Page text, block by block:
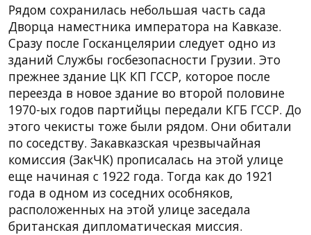
Рядом сохранилась небольшая часть сада
Дворца наместника императора на Кавказе.
Сразу после Госканцелярии следует одно из
зданий Службы госбезопасности Грузии. Это
прежнее здание ЦК КП ГССР, которое после
переезда в новое здание во второй половине
1970-ых годов партийцы передали КГБ ГССР. До
этого чекисты тоже были рядом. Они обитали
по соседству. Закавказская чрезвычайная
комиссия (ЗакЧК) прописалась на этой улице
еще начиная с 1922 года. Тогда как до 1921
года в одном из соседних особняков,
расположенных на этой улице заседала
британская дипломатическая миссия.